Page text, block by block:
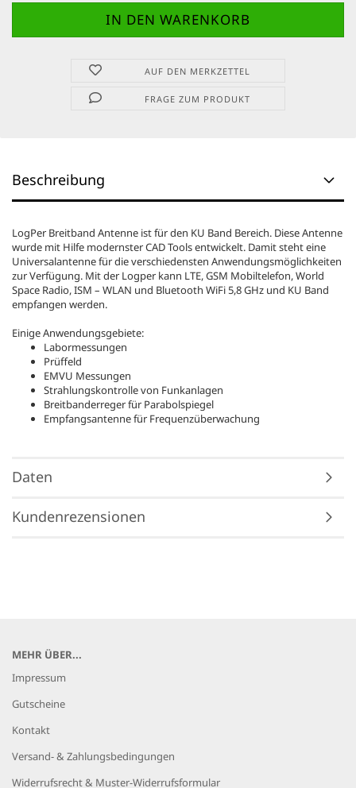
AUF DEN MERKZETTEL
FRAGE ZUM PRODUKT
Beschreibung
LogPer Breitband Antenne ist für den KU Band Bereich. Diese Antenne
wurde mit Hilfe modernster CAD Tools entwickelt. Damit steht eine
Universalantenne für die verschiedensten Anwendungsmöglichkeiten
zur Verfügung. Mit der Logper kann LTE, GSM Mobiltelefon, World
Space Radio, ISM – WLAN und Bluetooth WiFi 5,8 GHz und KU Band
empfangen werden.
Einige Anwendungsgebiete:
Labormessungen
Prüffeld
EMVU Messungen
Strahlungskontrolle von Funkanlagen
Breitbanderreger für Parabolspiegel
Empfangsantenne für Frequenzüberwachung
Daten
Kundenrezensionen
MEHR ÜBER...
Impressum
Gutscheine
Kontakt
Versand- & Zahlungsbedingungen
Widerrufsrecht & Muster-Widerrufsformular